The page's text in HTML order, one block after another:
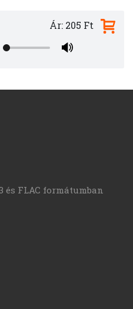
Ár: 205 Ft
és FLAC formátumban